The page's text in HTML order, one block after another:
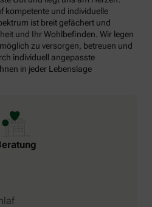
kompetente und individuelle
ist breit gefächert und
und Ihr Wohlbefinden. Wir legen
zu versorgen, betreuen und
individuell angepasste
in jeder Lebenslage